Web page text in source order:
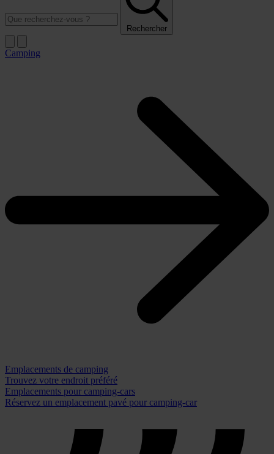
Rechercher
Camping
Emplacements de camping
Trouvez votre endroit préféré
Emplacements pour camping-cars
Réservez un emplacement pavé pour camping-car